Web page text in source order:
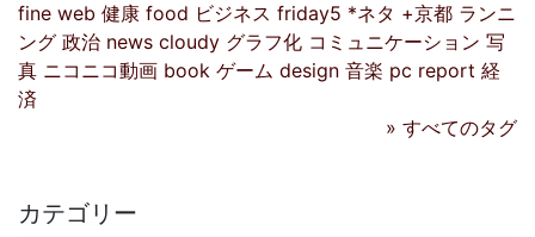
fine web 健康 food ビジネス friday5 *ネタ +京都 ランニ
ング 政治 news cloudy グラフ化 コミュニケーション 写
真 ニコニコ動画 book ゲーム design 音楽 pc report 経
済
» すべてのタグ
カテゴリー